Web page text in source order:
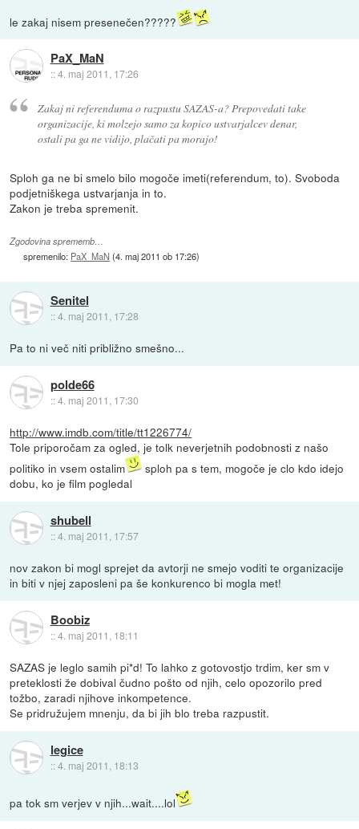
le zakaj nisem presenečen?????
PaX_MaN
::4. maj 2011, 17:26
Zakaj ni referenduma o razpustu SAZAS-a? Prepovedati take
organizacije, ki molzejo samo za kopico ustvarjalcev denar,
ostali pa ga ne vidijo, plačati pa morajo!
Sploh ga ne bi smelo bilo mogoče imeti(referendum, to). Svoboda
podjetniškega ustvarjanja in to.
Zakon je treba spremenit.
Zgodovina sprememb…
spremenilo: PaX_MaN(4. maj 2011 ob 17:26)
Senitel
::4. maj 2011, 17:28
Pa to ni več niti približno smešno...
polde66
::4. maj 2011, 17:30
http://www.imdb.com/title/tt1226774/
Tole priporočam za ogled, je tolk neverjetnih podobnosti z našo
politiko in vsem ostalim
sploh pa s tem, mogoče je clo kdo idejo
dobu, ko je film pogledal
shubell
::4. maj 2011, 17:57
nov zakon bi mogl sprejet da avtorji ne smejo voditi te organizacije
in biti v njej zaposleni pa še konkurenco bi mogla met!
Boobiz
::4. maj 2011, 18:11
SAZAS je leglo samih pi*d! To lahko z gotovostjo trdim, ker sm v
preteklosti že dobival čudno pošto od njih, celo opozorilo pred
tožbo, zaradi njihove inkompetence.
Se pridružujem mnenju, da bi jih blo treba razpustit.
legice
::4. maj 2011, 18:13
pa tok sm verjev v njih...wait....lol